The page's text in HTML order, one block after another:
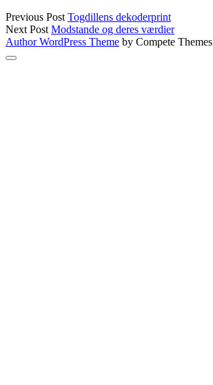
Previous Post Togdillens dekoderprint
Next Post Modstande og deres værdier
Author WordPress Theme by Compete Themes
Scroll